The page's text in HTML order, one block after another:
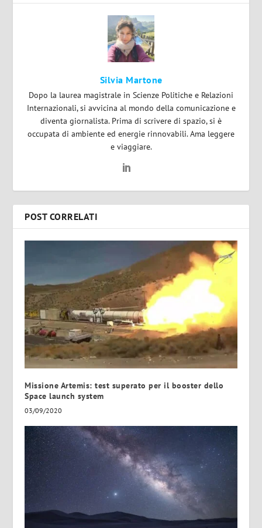
Silvia Martone
Dopo la laurea magistrale in Scienze Politiche e Relazioni
Internazionali, si avvicina al mondo della comunicazione e
diventa giornalista. Prima di scrivere di spazio, si è
occupata di ambiente ed energie rinnovabili. Ama leggere
e viaggiare.
POST CORRELATI
Missione Artemis: test superato per il booster dello
Space launch system
03/09/2020